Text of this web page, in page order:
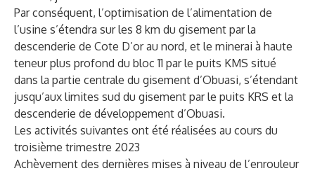
Par conséquent, l’optimisation de l’alimentation de
l’usine s’étendra sur les 8 km du gisement par la
descenderie de Cote D’or au nord, et le minerai à haute
teneur plus profond du bloc 11 par le puits KMS situé
dans la partie centrale du gisement d’Obuasi, s’étendant
jusqu’aux limites sud du gisement par le puits KRS et la
descenderie de développement d’Obuasi.
Les activités suivantes ont été réalisées au cours du
troisième trimestre 2023
Achèvement des dernières mises à niveau de l’enrouleur